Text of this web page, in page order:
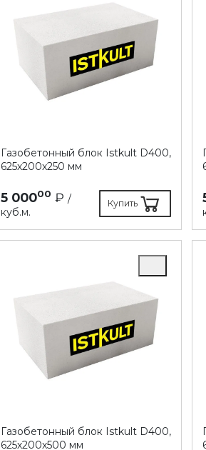
Газобетонный блок Istkult D400,
625х200х250 мм
5 00000 ₽ /
куб.м.
Купить
Газобетонный блок Istkult D400,
625х200х500 мм